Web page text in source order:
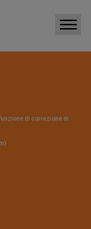
di correzione di